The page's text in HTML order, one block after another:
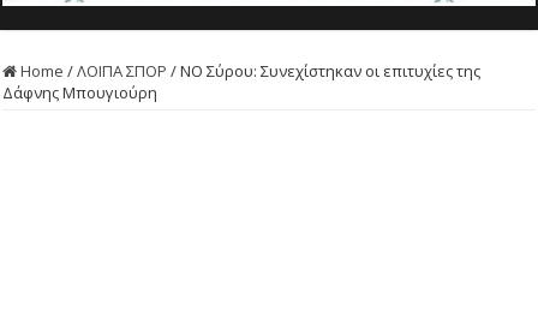
Home /ΛΟΙΠΑ ΣΠΟΡ /ΝΟ Σύρου: Συνεχίστηκαν οι επιτυχίες της
Δάφνης Μπουγιούρη